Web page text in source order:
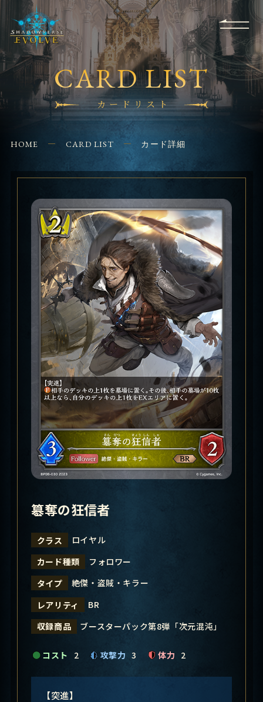
Q&A
EVENT SHOPS
FOR
BEGINNERS
APPLICATION
CONTACT
CARD LIST
カードリスト
HOME CARD LIST カード詳細
簒奪の狂信者
クラス
ロイヤル
カード種類
フォロワー
タイプ
絶傑・盗賊・キラー
レアリティ
BR
収録商品
ブースターパック第8弾「次元混沌」
コスト 2 攻撃力 3 体力 2
【突進】